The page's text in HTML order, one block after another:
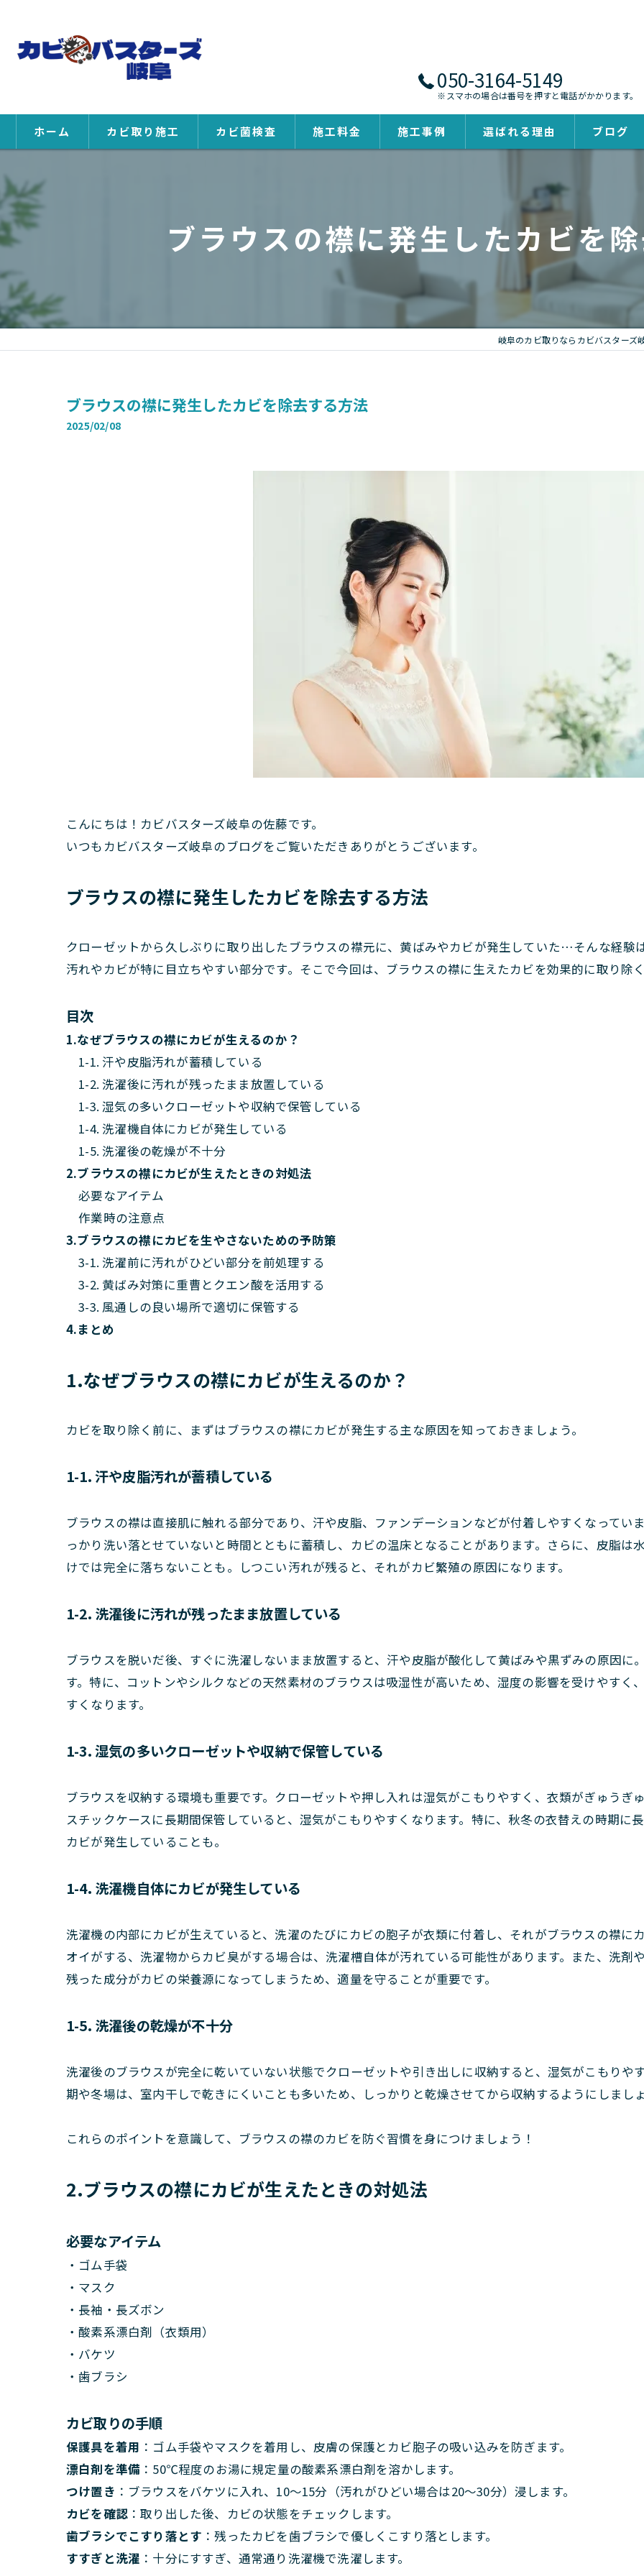
050-3164-5149
※スマホの場合は番号を押すと電話がかかります。
ホーム カビ取り施工 カビ菌検査 施工料金 施工事例 選ばれる理由 ブログ
ブラウスの襟に発生したカビを
岐阜のカビ取りならカビバスターズ
ブラウスの襟に発生したカビを除去する方法
2025/02/08
こんにちは！カビバスターズ岐阜の佐藤です。
いつもカビバスターズ岐阜のブログをご覧いただきありがとうございます。
ブラウスの襟に発生したカビを除去する方法
クローゼットから久しぶりに取り出したブラウスの襟元に、黄ばみやカビが発生していた…そんな経験
汚れやカビが特に目立ちやすい部分です。そこで今回は、ブラウスの襟に生えたカビを効果的に取り除く
目次
1.なぜブラウスの襟にカビが生えるのか？
1-1. 汗や皮脂汚れが蓄積している
1-2. 洗濯後に汚れが残ったまま放置している
1-3. 湿気の多いクローゼットや収納で保管している
1-4. 洗濯機自体にカビが発生している
1-5. 洗濯後の乾燥が不十分
2.ブラウスの襟にカビが生えたときの対処法
必要なアイテム
作業時の注意点
3.ブラウスの襟にカビを生やさないための予防策
3-1. 洗濯前に汚れがひどい部分を前処理する
3-2. 黄ばみ対策に重曹とクエン酸を活用する
3-3. 風通しの良い場所で適切に保管する
4.まとめ
1.なぜブラウスの襟にカビが生えるのか？
カビを取り除く前に、まずはブラウスの襟にカビが発生する主な原因を知っておきましょう。
1-1. 汗や皮脂汚れが蓄積している
ブラウスの襟は直接肌に触れる部分であり、汗や皮脂、ファンデーションなどが付着しやすくなってい
っかり洗い落とせていないと時間とともに蓄積し、カビの温床となることがあります。さらに、皮脂は
けでは完全に落ちないことも。しつこい汚れが残ると、それがカビ繁殖の原因になります。
1-2. 洗濯後に汚れが残ったまま放置している
ブラウスを脱いだ後、すぐに洗濯しないまま放置すると、汗や皮脂が酸化して黄ばみや黒ずみの原因に
す。特に、コットンやシルクなどの天然素材のブラウスは吸湿性が高いため、湿度の影響を受けやすく
すくなります。
1-3. 湿気の多いクローゼットや収納で保管している
ブラウスを収納する環境も重要です。クローゼットや押し入れは湿気がこもりやすく、衣類がぎゅうぎ
スチックケースに長期間保管していると、湿気がこもりやすくなります。特に、秋冬の衣替えの時期に
カビが発生していることも。
1-4. 洗濯機自体にカビが発生している
洗濯機の内部にカビが生えていると、洗濯のたびにカビの胞子が衣類に付着し、それがブラウスの襟に
オイがする、洗濯物からカビ臭がする場合は、洗濯槽自体が汚れている可能性があります。また、洗剤
残った成分がカビの栄養源になってしまうため、適量を守ることが重要です。
1-5. 洗濯後の乾燥が不十分
洗濯後のブラウスが完全に乾いていない状態でクローゼットや引き出しに収納すると、湿気がこもりや
期や冬場は、室内干しで乾きにくいことも多いため、しっかりと乾燥させてから収納するようにしましょ
これらのポイントを意識して、ブラウスの襟のカビを防ぐ習慣を身につけましょう！
2.ブラウスの襟にカビが生えたときの対処法
必要なアイテム
・ゴム手袋
・マスク
・長袖・長ズボン
・酸素系漂白剤（衣類用）
・バケツ
・歯ブラシ
カビ取りの手順
保護具を着用 ：ゴム手袋やマスクを着用し、皮膚の保護とカビ胞子の吸い込みを防ぎます。
漂白剤を準備 ：50℃程度のお湯に規定量の酸素系漂白剤を溶かします。
つけ置き ：ブラウスをバケツに入れ、10～15分（汚れがひどい場合は20～30分）浸します。
カビを確認 ：取り出した後、カビの状態をチェックします。
歯ブラシでこすり落とす ：残ったカビを歯ブラシで優しくこすり落とします。
すすぎと洗濯 ：十分にすすぎ、通常通り洗濯機で洗濯します。